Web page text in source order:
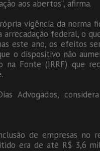
aos abertos”, afirma.
vigência da norma
federal, o
este ano, os efeitos
o dispositivo não
Fonte (IRRF) que
Advogados,
de empresas no
era de até R$ 3,6